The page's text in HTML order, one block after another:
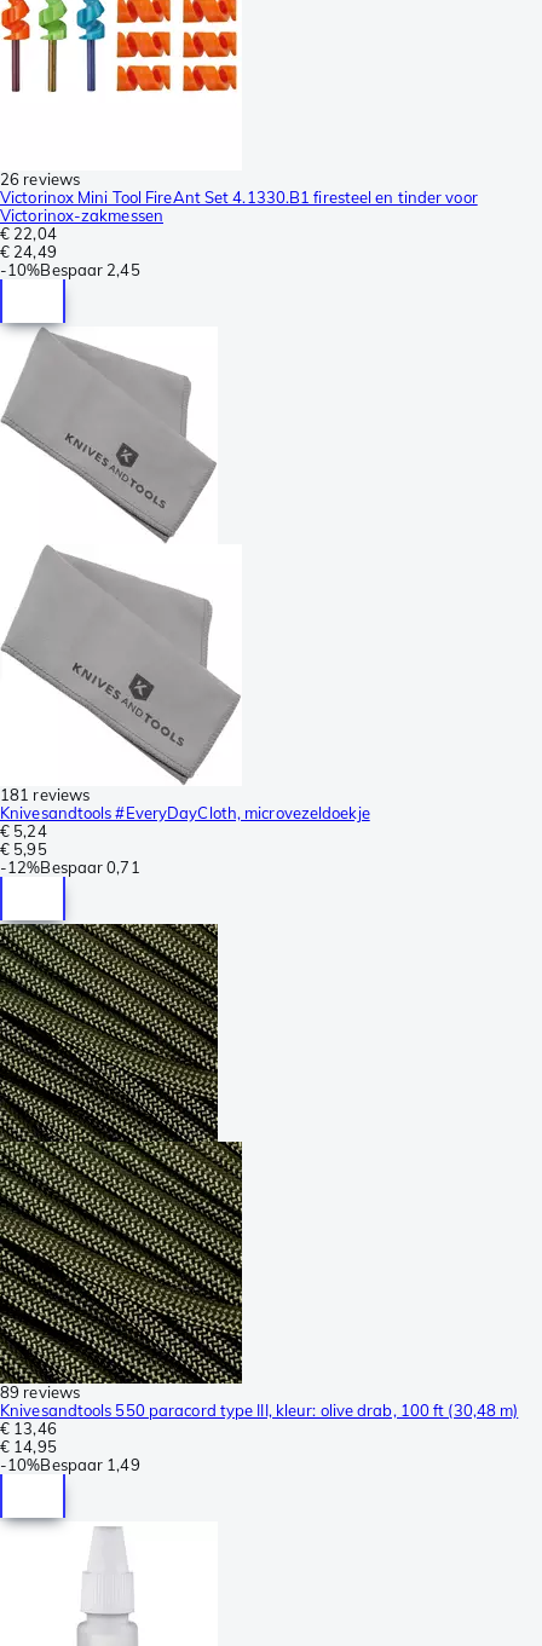
26 reviews
Victorinox Mini Tool FireAnt Set 4.1330.B1 firesteel en tinder voor
Victorinox-zakmessen
€ 22,04
€ 24,49
-10%Bespaar 2,45
181 reviews
Knivesandtools #EveryDayCloth, microvezeldoekje
€ 5,24
€ 5,95
-12%Bespaar 0,71
89 reviews
Knivesandtools 550 paracord type III, kleur: olive drab, 100 ft (30,48 m)
€ 13,46
€ 14,95
-10%Bespaar 1,49